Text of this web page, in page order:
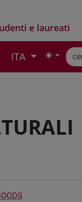
e laureati
ITA